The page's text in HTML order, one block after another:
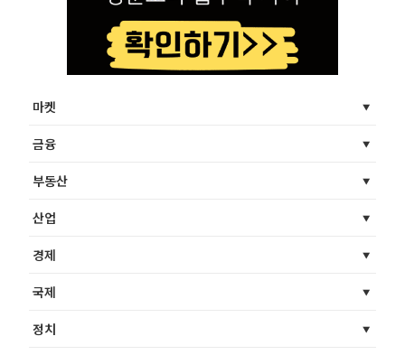
마켓
금융
부동산
산업
경제
국제
정치